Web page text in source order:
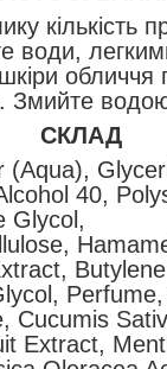
кількість
води,
обличчя
Змийте
СКЛАД
(Aqua),
40,
Glycol,
Cucumis
Extract,